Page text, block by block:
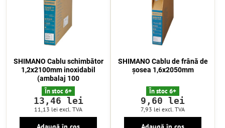
SHIMANO Cablu schimbător
1,2x2100mm inoxidabil
(ambalaj 100
În stoc 6+
13,46 lei
11,13 lei excl. TVA
SHIMANO Cablu de frână de
șosea 1,6x2050mm
În stoc 6+
9,60 lei
7,93 lei excl. TVA